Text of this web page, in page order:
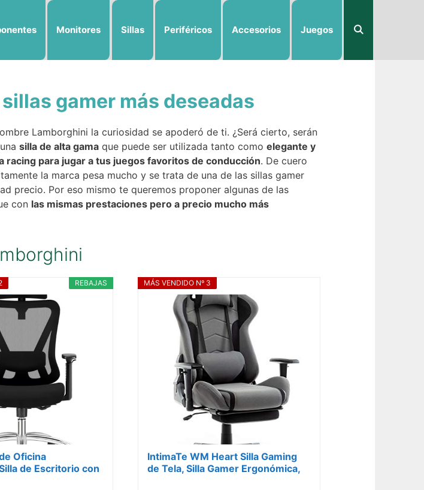
Monitores Sillas Periféricos Accesorios Juegos
gamer más deseadas
Lamborghini la curiosidad se apoderó de ti. ¿Será cierto, serán
silla de alta gama que puede ser utilizada tanto como elegante y
racing para jugar a tus juegos favoritos de conducción. De cuero
la marca pesa mucho y se trata de una de las sillas gamer
precio. Por eso mismo te queremos proponer algunas de las
con las mismas prestaciones pero a precio mucho más
REBAJAS
Oficina
de Escritorio con
MÁS VENDIDO Nº 3
IntimaTe WM Heart Silla Gaming
de Tela, Silla Gamer Ergonómica,